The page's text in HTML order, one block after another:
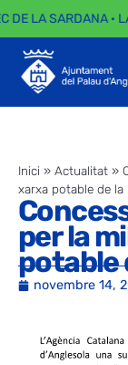
DE LA SARDANA ·
Inici » Actualitat »
xarxa potable de la
per la
potable
novembre 14,